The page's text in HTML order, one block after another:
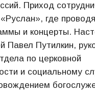
Приход
где
и концерты.
Павел Путилкин,
по церковной
и социальному